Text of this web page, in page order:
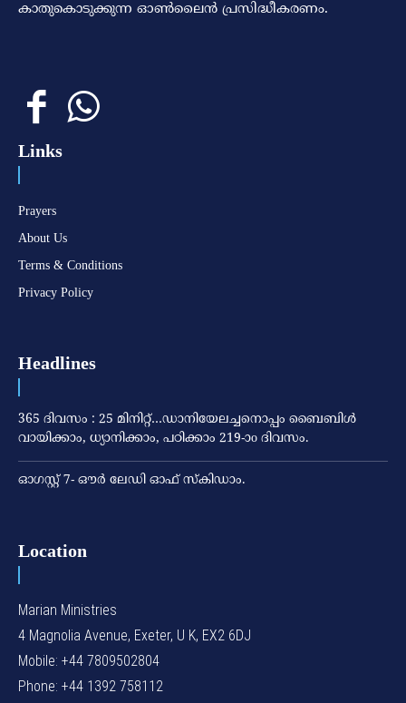
കാതുകൊടുക്കുന്ന ഓണ്‍ലൈന്‍ പ്രസിദ്ധീകരണം.
Links
Prayers
About Us
Terms & Conditions
Privacy Policy
Headlines
365 ദിവസം : 25 മിനിറ്റ്…ഡാനിയേലച്ചനൊപ്പം ബൈബിൾ
വായിക്കാം, ധ്യാനിക്കാം, പഠിക്കാം 219-ാo ദിവസം.
ഓഗസ്റ്റ് 7- ഔര്‍ ലേഡി ഓഫ് സ്‌കിഡാം.
Location
Marian Ministries
4 Magnolia Avenue, Exeter, U K, EX2 6DJ
Mobile: +44 7809502804
Phone: +44 1392 758112